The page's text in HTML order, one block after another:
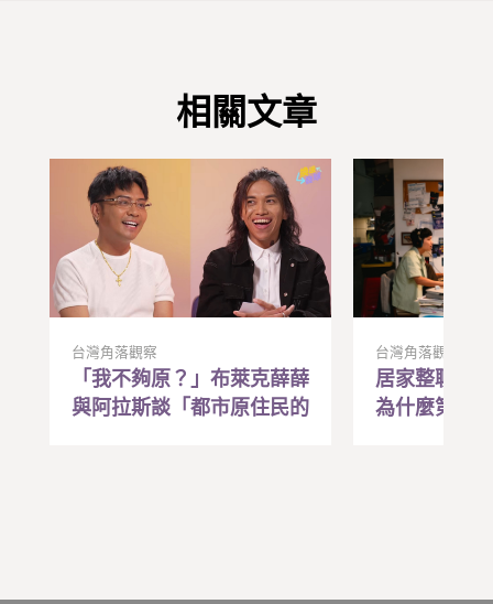
相關文章
台灣角落觀察
「我不夠原？」布萊克薛薛
與阿拉斯談「都市原住民的
台灣角落觀察
居家整聊是
為什麼第一